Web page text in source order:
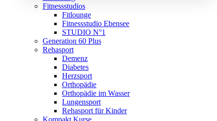
Fitnessstudios
Fitlounge
Fitnessstudio Ebensee
STUDIO N°1
Generation 60 Plus
Rehasport
Demenz
Diabetes
Herzsport
Orthopädie
Orthopädie im Wasser
Lungensport
Rehasport für Kinder